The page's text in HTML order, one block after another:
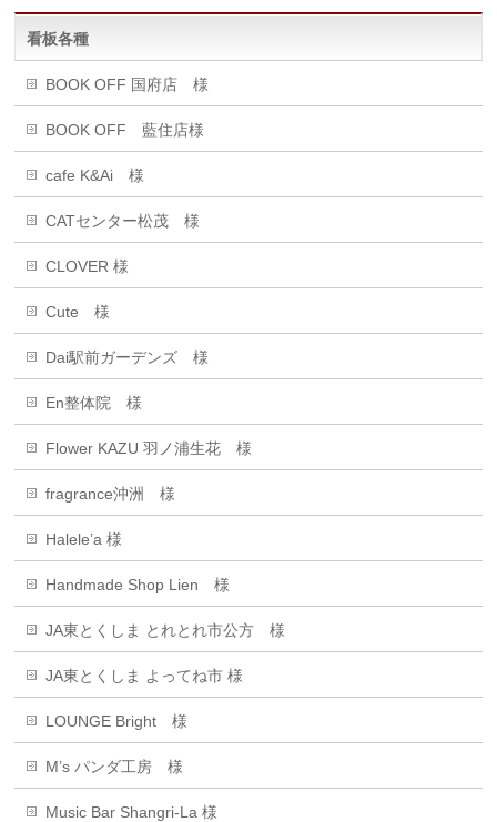
看板各種
BOOK OFF 国府店 様
BOOK OFF 藍住店様
cafe K&Ai 様
CATセンター松茂 様
CLOVER 様
Cute 様
Dai駅前ガーデンズ 様
En整体院 様
Flower KAZU 羽ノ浦生花 様
fragrance沖洲 様
Halele’a 様
Handmade Shop Lien 様
JA東とくしま とれとれ市公方 様
JA東とくしま よってね市 様
LOUNGE Bright 様
M’s パンダ工房 様
Music Bar Shangri-La 様